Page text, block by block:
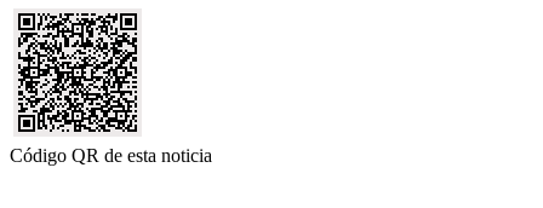
Código QR de esta noticia